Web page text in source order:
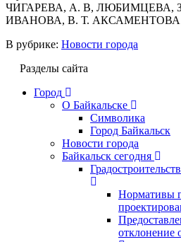
ЧИГАРЕВА, А. В, ЛЮБИМЦЕВА,
ИВАНОВА, В. Т. АКСАМЕНТОВА
В рубрике: Новости города
Разделы сайта
Город
О Байкальске
Символика
Город Байкальск
Новости города
Байкальск сегодня
Нормативы
отклонение